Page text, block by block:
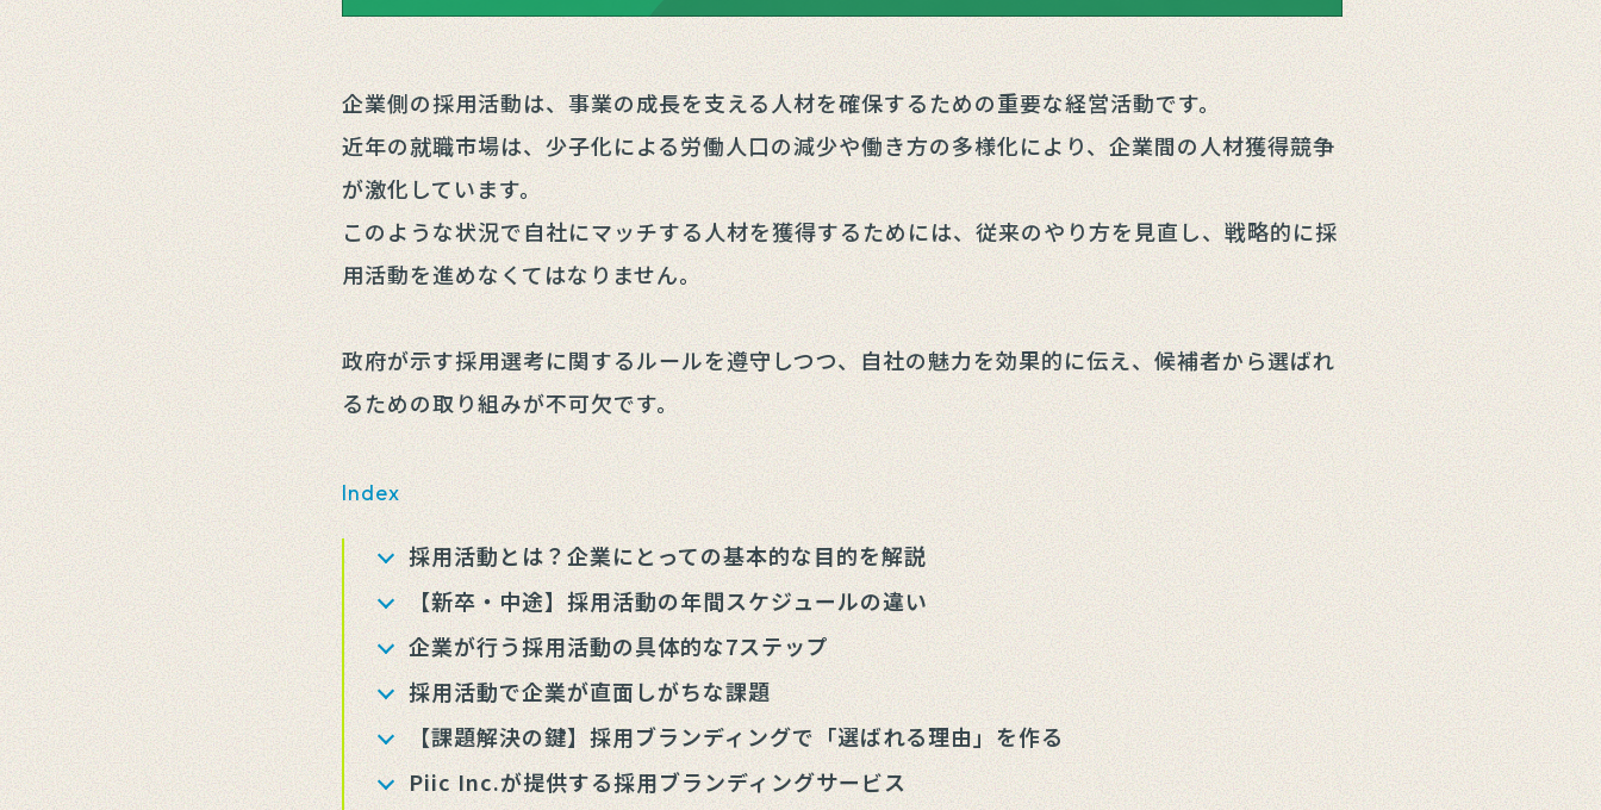
企業側の採用活動は、事業の成長を支える人材を確保するための重要な経営活動です。
近年の就職市場は、少子化による労働人口の減少や働き方の多様化により、企業間の人材獲得競争
が激化しています。
このような状況で自社にマッチする人材を獲得するためには、従来のやり方を見直し、戦略的に採
用活動を進めなくてはなりません。
政府が示す採用選考に関するルールを遵守しつつ、自社の魅力を効果的に伝え、候補者から選ばれ
るための取り組みが不可欠です。
Index
採用活動とは？企業にとっての基本的な目的を解説
【新卒・中途】採用活動の年間スケジュールの違い
企業が行う採用活動の具体的な7ステップ
採用活動で企業が直面しがちな課題
【課題解決の鍵】採用ブランディングで「選ばれる理由」を作る
Piic Inc.が提供する採用ブランディングサービス